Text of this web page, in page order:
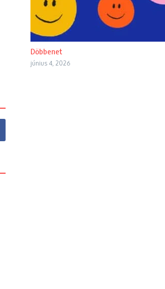
Döbbenet
június 4, 2026